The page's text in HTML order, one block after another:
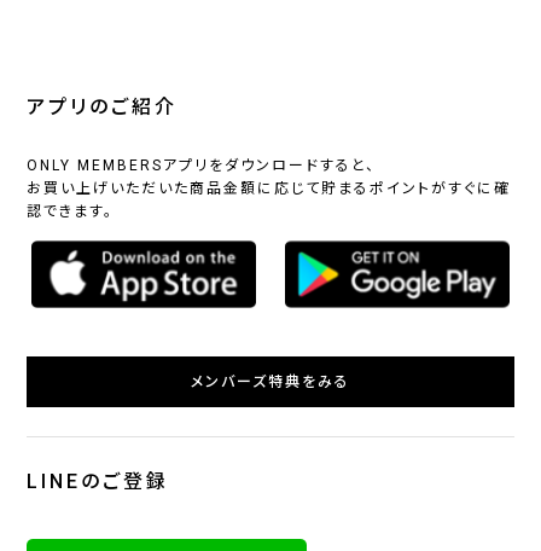
アプリのご紹介
ONLY MEMBERSアプリをダウンロードすると、
お買い上げいただいた商品金額に応じて貯まるポイントがすぐに確
認できます。
メンバーズ特典をみる
LINEのご登録